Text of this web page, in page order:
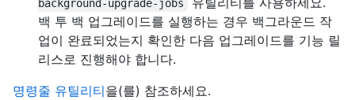
background-upgrade-jobs
백 투 백 업그레이드를 실행하는 경우 백그라운드 작
업이 완료되었는지 확인한 다음 업그레이드를 기능 릴
리스로 진행해야 합니다.
명령줄 유틸리티을(를) 참조하세요.